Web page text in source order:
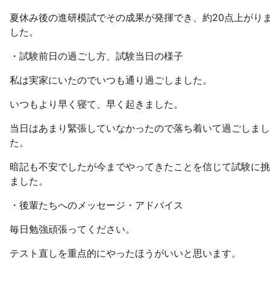
夏休み後の進研模試でその成果が発揮でき、約20点上がり
した。
・試験前日の過ごし方、試験当日の様子
私は実家にいたのでいつも通り過ごしました。
いつもより早く寝て、早く起きました。
当日はあまり緊張していなかったので落ち着いて過ごしまし
た。
暗記も不安でしたが今までやってきたことを信じて試験に
ました。
・後輩たちへのメッセージ・アドバイス
毎日勉強頑張ってください。
テスト直しを重点的にやったほうがいいと思います。